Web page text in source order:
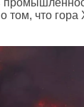
том, что